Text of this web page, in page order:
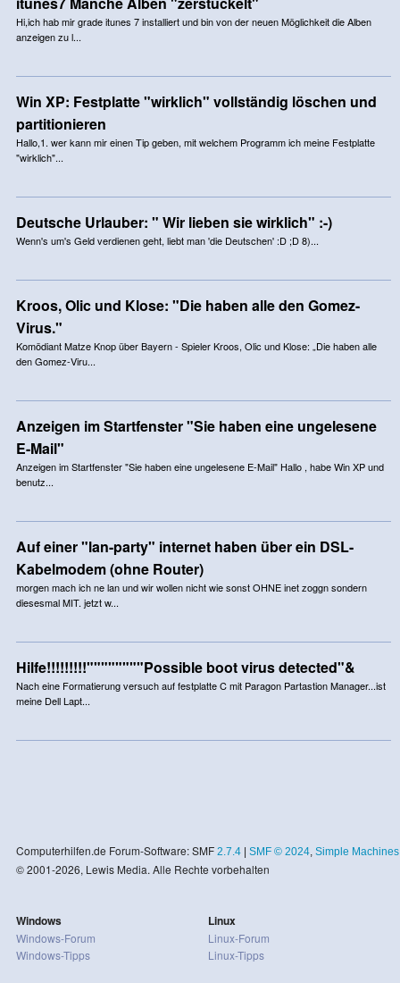
Hi,ich hab mir grade itunes 7 installiert und bin von der neuen Möglichkeit die Alben
anzeigen zu l...
Win XP: Festplatte "wirklich" vollständig löschen und
partitionieren
Hallo,1. wer kann mir einen Tip geben, mit welchem Programm ich meine Festplatte
"wirklich"...
Deutsche Urlauber: " Wir lieben sie wirklich" :-)
Wenn's um's Geld verdienen geht, liebt man 'die Deutschen' :D ;D 8)...
Kroos, Olic und Klose: "Die haben alle den Gomez-
Virus."
Komödiant Matze Knop über Bayern - Spieler Kroos, Olic und Klose: „Die haben alle
den Gomez-Viru...
Anzeigen im Startfenster "Sie haben eine ungelesene
E-Mail"
Anzeigen im Startfenster "Sie haben eine ungelesene E-Mail" Hallo , habe Win XP und
benutz...
Auf einer "lan-party" internet haben über ein DSL-
Kabelmodem (ohne Router)
morgen mach ich ne lan und wir wollen nicht wie sonst OHNE inet zoggn sondern
diesesmal MIT. jetzt w...
Hilfe!!!!!!!!!""""""""Possible boot virus detected"&
Nach eine Formatierung versuch auf festplatte C mit Paragon Partastion Manager...ist
meine Dell Lapt...
Computerhilfen.de Forum-Software: SMF 2.7.4| SMF © 2024, Simple Machines
© 2001-2026, Lewis Media. Alle Rechte vorbehalten
Windows
Windows-Forum
Windows-Tipps
Linux
Linux-Forum
Linux-Tipps